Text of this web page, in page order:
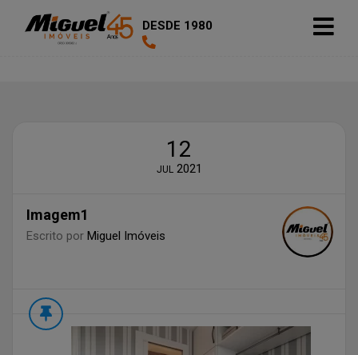
DESDE 1980
12
JUL 2021
Imagem1
Escrito por Miguel Imóveis